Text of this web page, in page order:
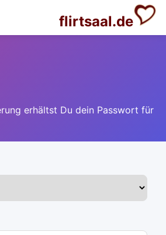
flirtsaal.de
erhältst Du dein Passwort für